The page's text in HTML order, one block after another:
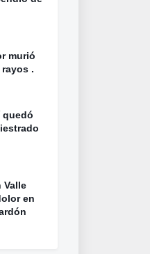
murió
.
quedó
Valle
en